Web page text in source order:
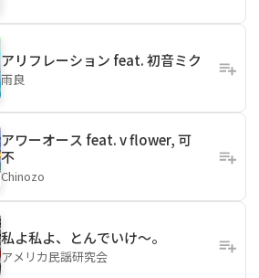
アリフレーション feat. 初音ミク
雨良
アワーオース feat. v flower, 可
不
Chinozo
私よ私よ、とんでいけ～。
アメリカ民謡研究会